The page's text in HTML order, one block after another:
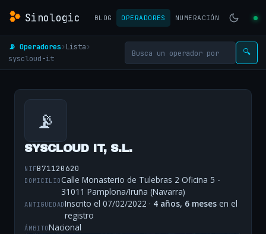
Sinologic BLOG OPERADORES NUMERACIÓN
📡 Operadores› Lista›
syscloud-it
🔍
📡
SYSCLOUD IT, S.L.
NIFB71120620
DOMICILIOCalle Monasterio de Tulebras 2 Oficina 5 -
31011 Pamplona/Iruña (Navarra)
ANTIGÜEDADInscrito el 07/02/2022 · 4 años, 6 meses en el
registro
ÁMBITONacional